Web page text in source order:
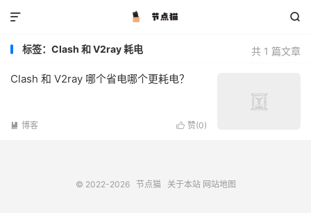


共 1 篇文章
标签：Clash 和 V2ray 耗电
Clash 和 V2ray 哪个省电哪个更耗电？
 赞(0)
 博客
© 2022-2026 节点猫 关于本站 网站地图